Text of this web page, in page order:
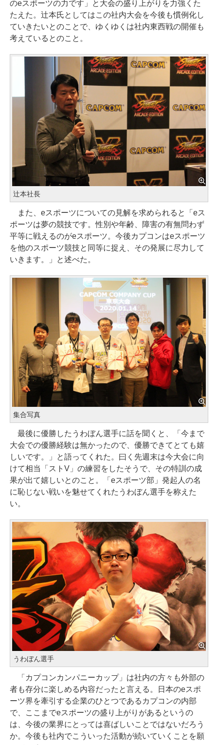
のeスポーツの力です」と大会の盛り上がりを力強くた
たえた。辻本氏としてはこの社内大会を今後も慣例化し
ていきたいとのことで、ゆくゆくは社内東西戦の開催も
考えているとのこと。
辻本社長
また、eスポーツについての見解を求められると「eス
ポーツは夢の競技です。性別や年齢、障害の有無問わず
平等に戦えるのがeスポーツ。今後カプコンはeスポーツ
を他のスポーツ競技と同等に捉え、その発展に尽力して
いきます。」と述べた。
集合写真
最後に優勝したうわぼん選手に話を聞くと、「今まで
大会での優勝経験は無かったので、優勝できてとても嬉
しいです。」と語ってくれた。曰く先週末は今大会に向
けて相当「ストV」の練習をしたそうで、その特訓の成
果が出て嬉しいとのこと。「eスポーツ部」発起人の名
に恥じない戦いを魅せてくれたうわぼん選手を称えた
い。
うわぼん選手
「カプコンカンパニーカップ」は社内の方々も外部の
者も存分に楽しめる内容だったと言える。日本のeスポ
ーツ界を牽引する企業のひとつであるカプコンの内部
で、ここまでeスポーツの盛り上がりがあるというの
は、今後の業界にとっては喜ばしいことではないだろう
か。今後も社内でこういった活動が続いていくことを願